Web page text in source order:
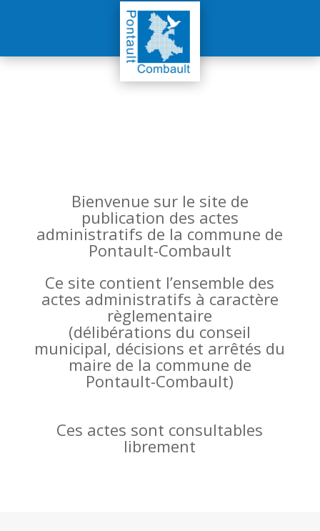
Bienvenue sur le site de
publication des actes
administratifs de la commune de
Pontault-Combault
Ce site contient l’ensemble des
actes administratifs à caractère
règlementaire
(délibérations du conseil
municipal, décisions et arrêtés du
maire de la commune de
Pontault-Combault)
Ces actes sont consultables
librement